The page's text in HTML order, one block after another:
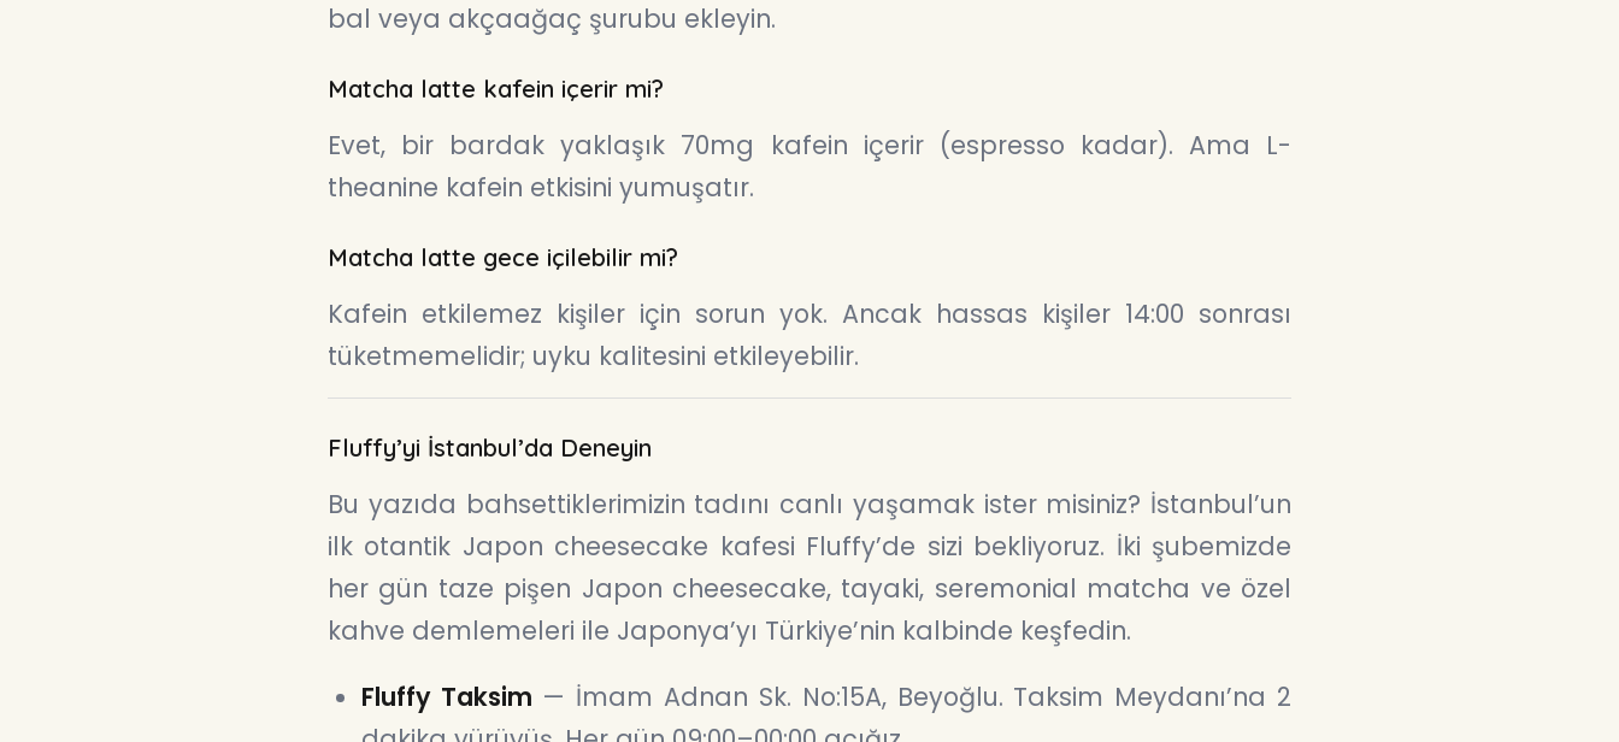
bal veya akçaağaç şurubu ekleyin.
Matcha latte kafein içerir mi?
Evet, bir bardak yaklaşık 70mg kafein içerir (espresso kadar). Ama L-
theanine kafein etkisini yumuşatır.
Matcha latte gece içilebilir mi?
Kafein etkilemez kişiler için sorun yok. Ancak hassas kişiler 14:00 sonrası
tüketmemelidir; uyku kalitesini etkileyebilir.
Fluffy’yi İstanbul’da Deneyin
Bu yazıda bahsettiklerimizin tadını canlı yaşamak ister misiniz? İstanbul’un
ilk otantik Japon cheesecake kafesi Fluffy’de sizi bekliyoruz. İki şubemizde
her gün taze pişen Japon cheesecake, tayaki, seremonial matcha ve özel
kahve demlemeleri ile Japonya’yı Türkiye’nin kalbinde keşfedin.
Fluffy Taksim — İmam Adnan Sk. No:15A, Beyoğlu. Taksim Meydanı’na 2